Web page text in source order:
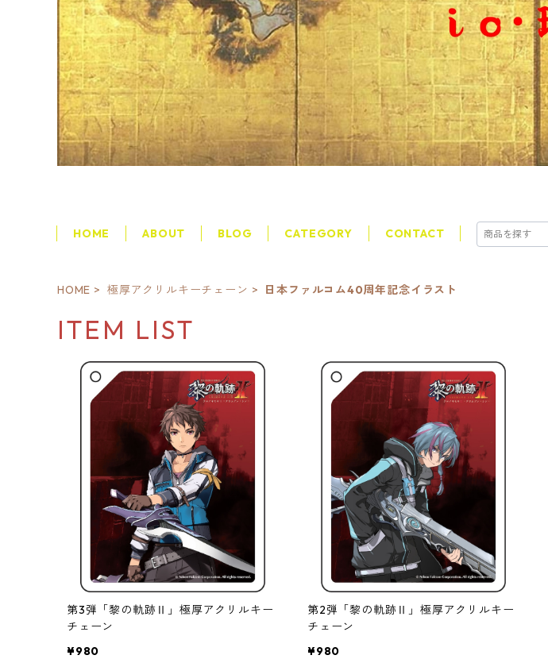
HOME ABOUT BLOG CATEGORY CONTACT
HOME 極厚アクリルキーチェーン 日本ファルコム40周年記念イラスト
ITEM LIST
第3弾「黎の軌跡Ⅱ」極厚アクリルキー
チェーン
¥980
第2弾「黎の軌跡Ⅱ」極厚アクリルキー
チェーン
¥980